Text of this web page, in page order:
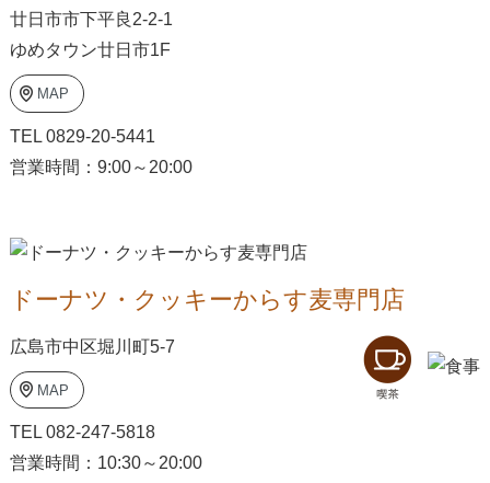
廿日市市下平良2-2-1
ゆめタウン廿日市1F
MAP
TEL 0829-20-5441
営業時間：9:00～20:00
ドーナツ・クッキーからす麦専門店
広島市中区堀川町5-7
MAP
TEL 082-247-5818
営業時間：10:30～20:00